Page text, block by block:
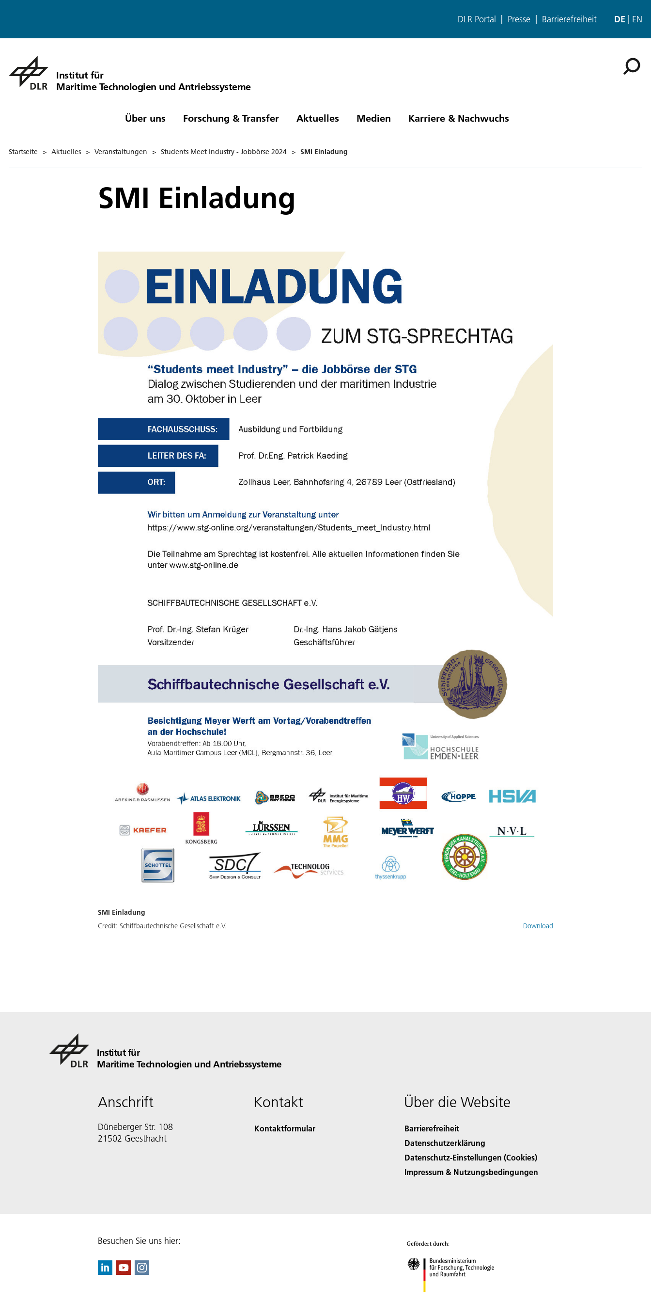
DLR Portal Presse Barrierefreiheit DE EN
Institut für
Maritime Technologien und Antriebssysteme
Über uns Forschung & Transfer Aktuelles Medien Karriere & Nachwuchs
Startseite > Aktuelles > Veranstaltungen > Students Meet Industry - Jobbörse 2024 > SMI Einladung
SMI Einladung
SMI Einladung
Credit: Schiffbautechnische Gesellschaft e.V. Download
Institut für
Maritime Technologien und Antriebssysteme
Anschrift
Düneberger Str. 108
21502 Geesthacht
Kontakt
Kontaktformular
Über die Website
Barrierefreiheit
Datenschutzerklärung
Datenschutz-Einstellungen (Cookies)
Impressum & Nutzungsbedingungen
Besuchen Sie uns hier: